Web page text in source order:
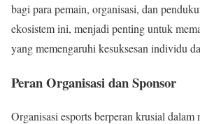
bagi para pemain, organisasi, dan
ekosistem ini, menjadi penting untuk
yang memengaruhi kesuksesan individu
Peran Organisasi dan Sponsor
Organisasi esports berperan krusial